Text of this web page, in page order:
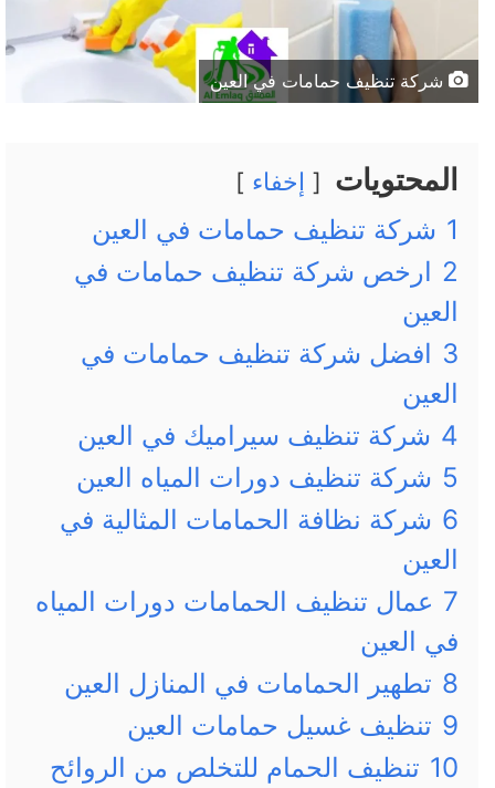
شركة تنظيف حمامات في العين
المحتويات إخفاء
1 شركة تنظيف حمامات في العين
2 ارخص شركة تنظيف حمامات في
العين
3 افضل شركة تنظيف حمامات في
العين
4 شركة تنظيف سيراميك في العين
5 شركة تنظيف دورات المياه العين
6 شركة نظافة الحمامات المثالية في
العين
7 عمال تنظيف الحمامات دورات المياه
في العين
8 تطهير الحمامات في المنازل العين
9 تنظيف غسيل حمامات العين
10 تنظيف الحمام للتخلص من الروائح